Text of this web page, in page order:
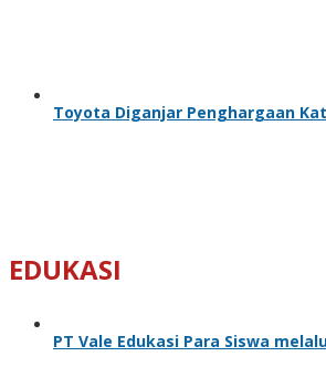
Toyota Diganjar Penghargaan
EDUKASI
PT Vale Edukasi Para Siswa